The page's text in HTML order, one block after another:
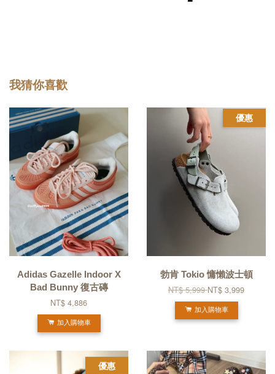
我猜你喜歡
Adidas Gazelle Indoor X
Bad Bunny 復古磚
NT$ 4,886
加入購物車
優惠
勃肯 Tokio 慵懶波士頓
NT$ 5,999NT$ 3,999
加入購物車
優惠